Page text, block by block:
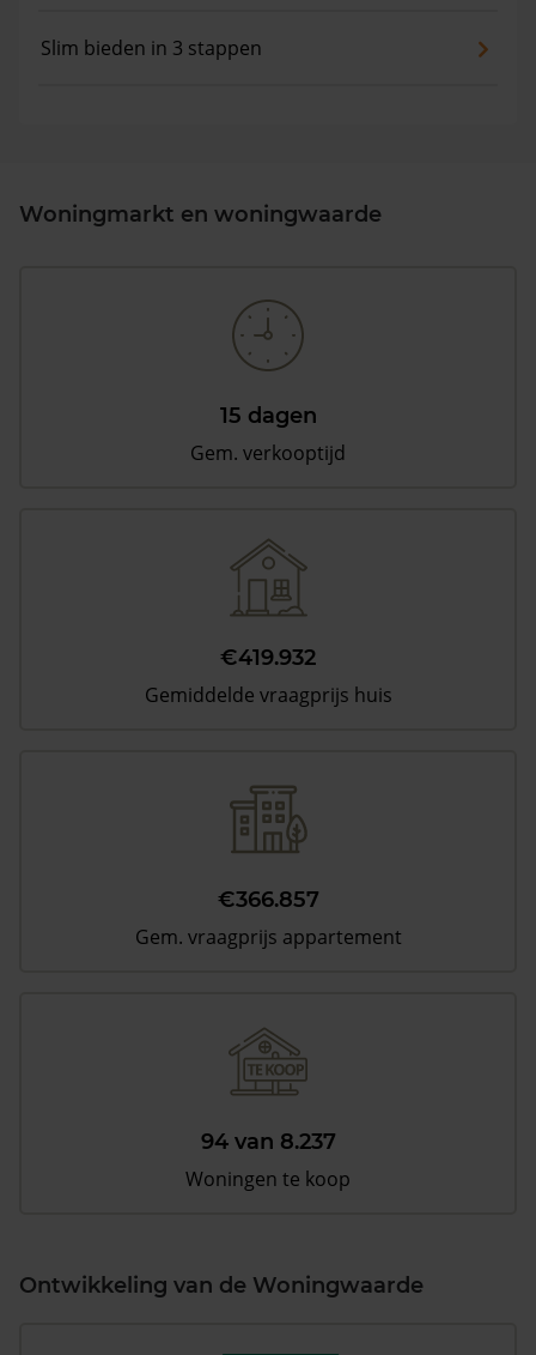
Slim bieden in 3 stappen
Woningmarkt en woningwaarde
15 dagen
Gem. verkooptijd
€419.932
Gemiddelde vraagprijs huis
€366.857
Gem. vraagprijs appartement
94 van 8.237
Woningen te koop
Ontwikkeling van de Woningwaarde